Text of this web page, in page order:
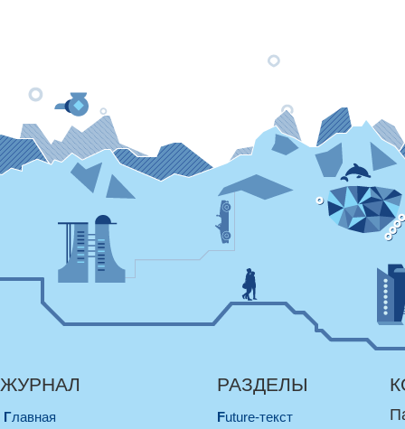
ЖУРНАЛ
Главная
РАЗДЕЛЫ
Future-текст